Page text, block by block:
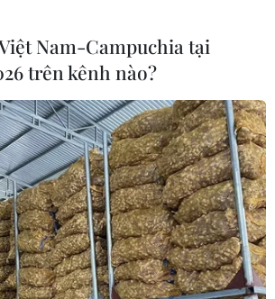
Nam-Campuchia tại
trên kênh nào?